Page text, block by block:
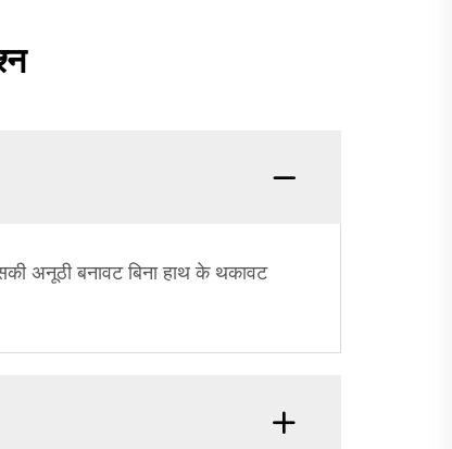
अनूठी बनावट बिना हाथ के थकावट